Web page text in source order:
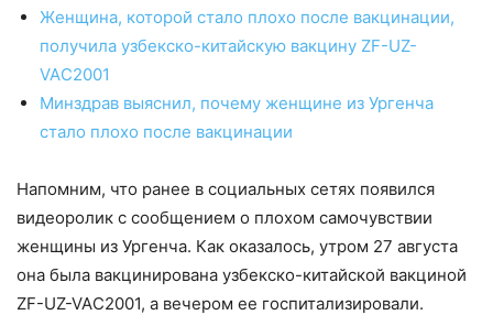
Женщина, которой стало плохо после вакцинации,
получила узбекско-китайскую вакцину ZF-UZ-
VAС2001
Минздрав выяснил, почему женщине из Ургенча
стало плохо после вакцинации
Напомним, что ранее в социальных сетях появился
видеоролик с сообщением о плохом самочувствии
женщины из Ургенча. Как оказалось, утром 27 августа
она была вакцинирована узбекско-китайской вакциной
ZF-UZ-VAС2001, а вечером ее госпитализировали.